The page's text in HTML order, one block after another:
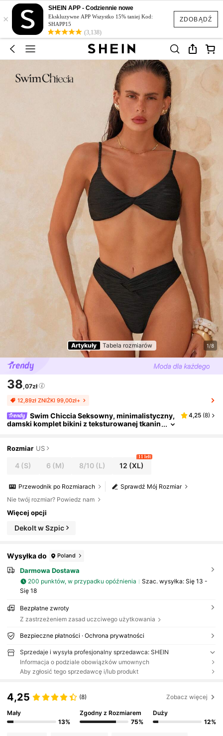
ZDOBĄDŹ
×
SHEIN APP - Codziennie nowe
Ekskluzywne APP Wszystko 15% taniej Kod:
SHAPP15
(3,138)
Artykuły Tabela rozmiarów 1/8
38,07zł
12,89zł ZNIŻKI 99,00zł+
Swim Chiccia Seksowny, minimalistyczny,
damski komplet bikini z teksturowanej tkanin
4,25 (8)
Rozmiar US
4 (S) 6 (M) 8/10(L) 12 (XL)
11 left
Sprawdź Mój Rozmiar
Przewodnik po Rozmiarach
Nie twój rozmiar? Powiedz nam
Więcej opcji
Dekolt w Szpic
Wysyłka do Poland
Darmowa Dostawa
200 punktów, w przypadku opóźnienia Szac. wysyłka: Się 13 -
Się 18
Bezpłatne zwroty
Z zastrzeżeniem zasad uczciwego użytkowania
Bezpieczne płatności · Ochrona prywatności
Sprzedaje i wysyła profesjonalny sprzedawca: SHEIN
Informacja o podziale obowiązków umownych
Aby zgłosić tego sprzedawcę i/lub produkt
4,25 (8) Zobacz więcej
Mały
13%
Zgodny z Rozmiarem
75%
Duży
12%